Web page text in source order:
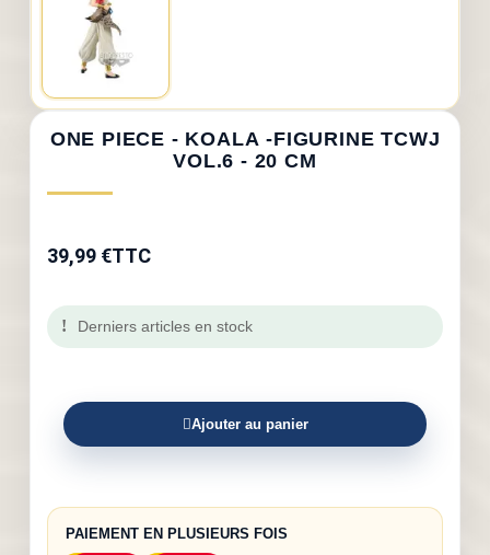
ONE PIECE - KOALA -FIGURINE TCWJ
VOL.6 - 20 CM
39,99 €TTC
Derniers articles en stock
Ajouter au panier
PAIEMENT EN PLUSIEURS FOIS